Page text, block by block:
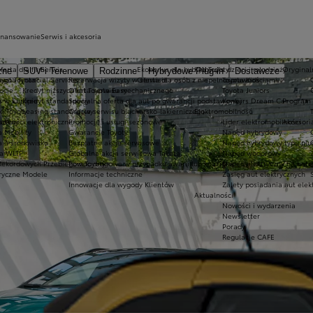
SUV i Terenowe Rodzinne Hybrydowe Plug-in
Dostawcze
Ekobonus dla hybryd Toyoty
Oferta dla osób z niepełnosprawnościami
Toyota?
w Europie
Toyoty
Way
Mobility
a środowisko
WLTP
Przebiegów Toyoty
Modele
Kluby dla dzieci i młodzieży
Toyota Kids
Toyota Juniors
Konkurs Dream Car
Elektromobilność
Lider elektromobilności
Napęd hybrydowy
Napęd hybrydowy typu
Napęd wodorowy
Napęd elektryczny na
Zasięg aut elektrycznych
Zalety posiadania aut
Aktualności
Nowości i wydarzenia
Newsletter
Porady
Regulacje CAFE
dla firm
Financial Services
Kredyt niższych rat Toyota Easy
Kredyt standardowy
Leasing standardowy
elektroniczne
Serwis i akcesoria
Serwis
Rezerwacja wizyty w serwisie
Oferta serwisu mechanicznego
Specjalna oferta dla aut po gwarancji podstawowej
Oferta serwisu blacharsko-lakierniczego
Promocje i usługi sezonowe
Gwarancje Toyoty
Bezpłatne akcje serwisowe
Globalna akcja serwisowa Takata
Pomoc drogowa w przypadku awarii lub kolizji
Informacje techniczne
Innowacje dla wygody Klientów
Program